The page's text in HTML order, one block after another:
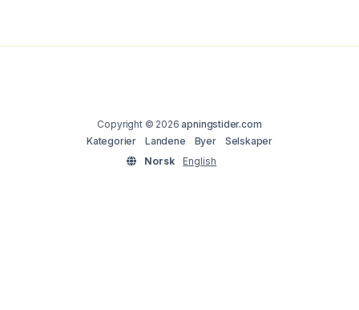
Copyright © 2026apningstider.com
Kategorier
Landene Byer
Selskaper
Norsk
English